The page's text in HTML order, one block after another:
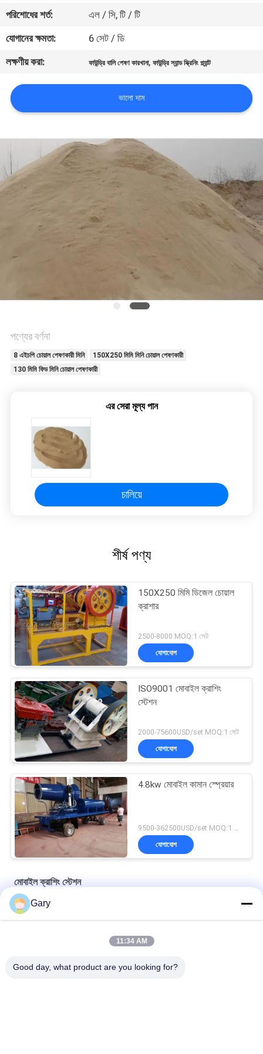
নিয়ন্ত্রণ
যোগাযোগ
করুন
খবর
মামলা
সাইট
পরিশোধের শর্ত:
এল / সি, টি / টি
যোগানের ক্ষমতা:
6 সেট / ডি
লক্ষণীয় করা:
ফাউন্ড্রি বালি পেষণ কারখানা,ফাউন্ড্রি স্যান্ড স্ক্রিনিং প্ল্যান্ট
ভালো দাম
পণ্যের বর্ণনা
8 এইচপি চোয়াল পেষণকারী মিনি
150X250 মিমি মিনি চোয়াল পেষণকারী
130 মিমি ফিড মিনি চোয়াল পেষণকারী
এর সেরা মূল্য পান
চালিয়ে
শীর্ষ পণ্য
150X250 মিমি ডিজেল চোয়াল
ক্রাশার
2500-8000 MOQ:1 সেট
যোগাযোগ
ISO9001 মোবাইল ক্রাশিং
স্টেশন
2000-75600USD/set MOQ:1 সেট
যোগাযোগ
4.8kw মোবাইল কামান স্প্রেয়ার
যোগাযোগ
মোবাইল ক্রাশিং স্টেশন
Foundry sand Crushing & Screening Plant
Gary
11:34 AM
Good day, what product are you looking for?